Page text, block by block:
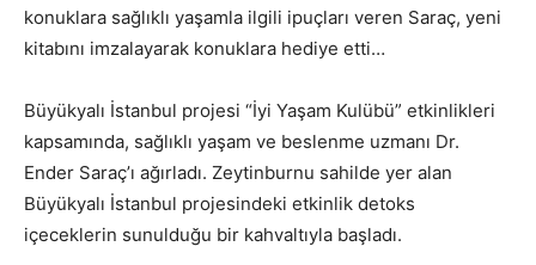
konuklara sağlıklı yaşamla ilgili ipuçları veren Saraç, yeni
kitabını imzalayarak konuklara hediye etti…
Büyükyalı İstanbul projesi “İyi Yaşam Kulübü” etkinlikleri
kapsamında, sağlıklı yaşam ve beslenme uzmanı Dr.
Ender Saraç’ı ağırladı. Zeytinburnu sahilde yer alan
Büyükyalı İstanbul projesindeki etkinlik detoks
içeceklerin sunulduğu bir kahvaltıyla başladı.